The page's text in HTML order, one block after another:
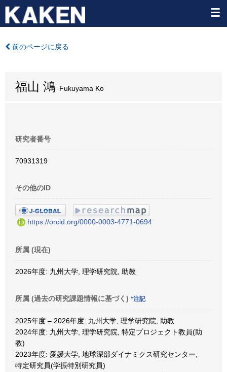
前のページに戻る
福山 鴻 Fukuyama Ko
研究者番号
70931319
その他のID
https://orcid.org/0000-0003-4771-0694
所属 (現在)
2026年度: 九州大学, 理学研究院, 助教
所属 (過去の研究課題情報に基づく) *注記
2025年度 – 2026年度: 九州大学, 理学研究院, 助教
2024年度: 九州大学, 理学研究院, 特定プロジェクト教員(助
教)
2023年度: 愛媛大学, 地球深部ダイナミクス研究センター,
特定研究員(学振特別研究員)